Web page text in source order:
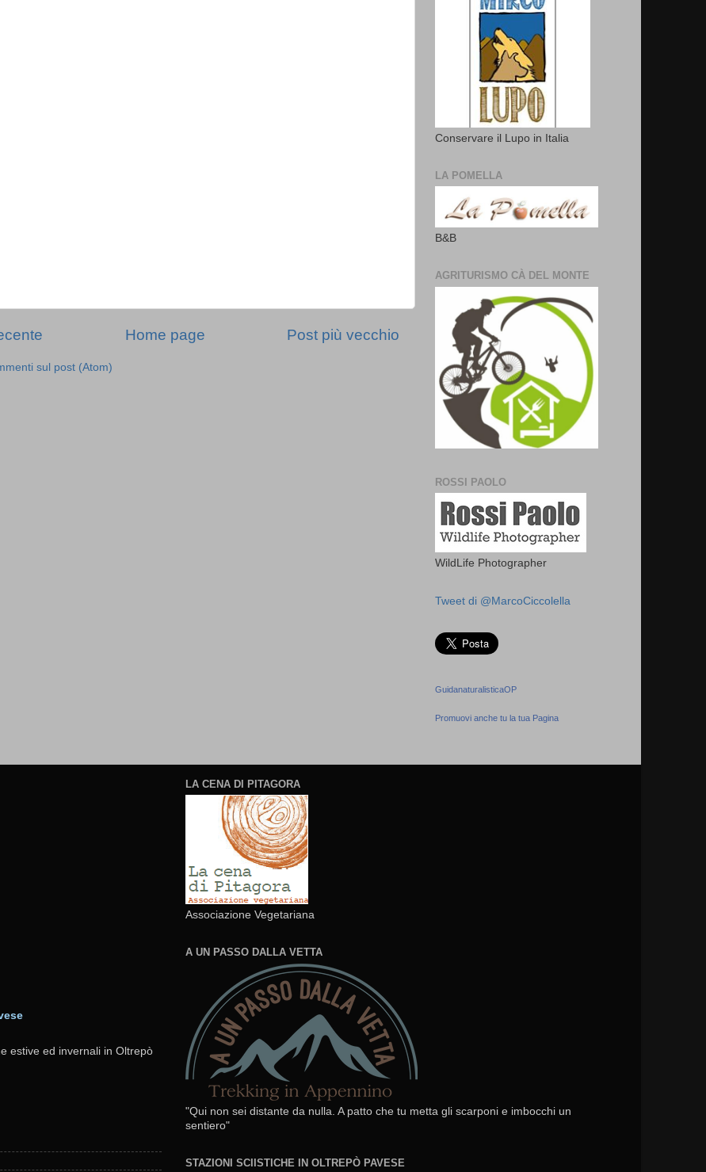
Post più vecchio
Home page
sul post (Atom)
Conservare il Lupo in Italia
LA POMELLA
B&B
AGRITURISMO CÀ DEL MONTE
ROSSI PAOLO
WildLife Photographer
Tweet di @MarcoCiccolella
GuidanaturalisticaOP
Promuovi anche tu la tua Pagina
estive ed invernali in Oltrepò
LA CENA DI PITAGORA
Associazione Vegetariana
A UN PASSO DALLA VETTA
"Qui non sei distante da nulla. A patto che tu metta gli scarponi e imbocchi un
sentiero"
STAZIONI SCIISTICHE IN OLTREPÒ PAVESE